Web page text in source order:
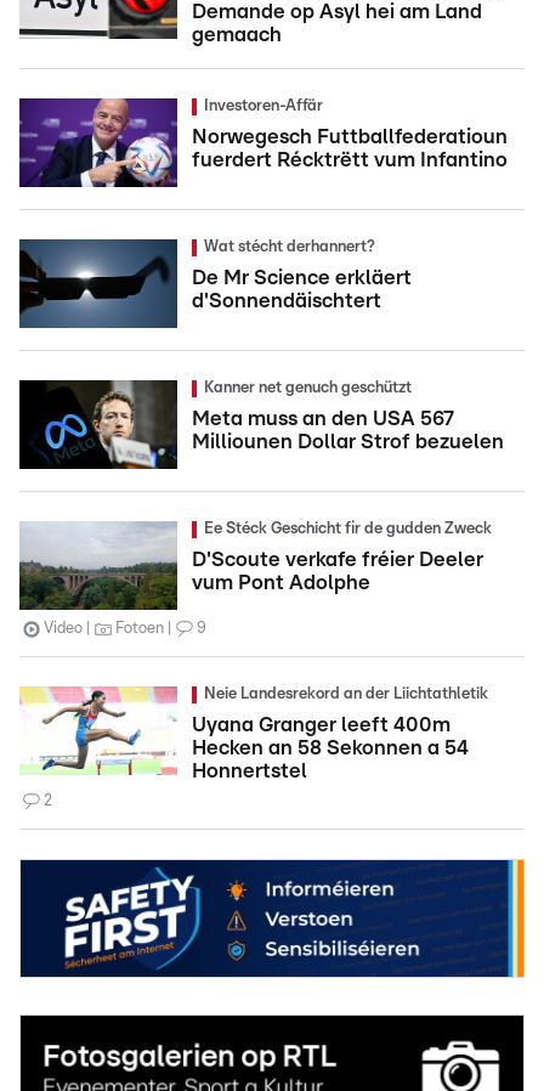
Demande op Asyl hei am Land
gemaach
Investoren-Affär
Norwegesch Futtballfederatioun
fuerdert Récktrëtt vum Infantino
Wat stécht derhannert?
De Mr Science erkläert
d'Sonnendäischtert
Kanner net genuch geschützt
Meta muss an den USA 567
Milliounen Dollar Strof bezuelen
Ee Stéck Geschicht fir de gudden Zweck
D'Scoute verkafe fréier Deeler
vum Pont Adolphe
Video Fotoen 9
Neie Landesrekord an der Liichtathletik
Uyana Granger leeft 400m
Hecken an 58 Sekonnen a 54
Honnertstel
2